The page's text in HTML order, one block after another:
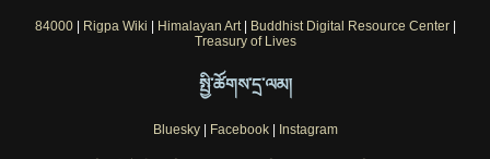
84000| Rigpa Wiki | Himalayan Art| Buddhist Digital Resource Center|
Treasury of Lives
སྤྱི་ཚོགས་དྲ་ལམ།
Bluesky| Facebook| Instagram